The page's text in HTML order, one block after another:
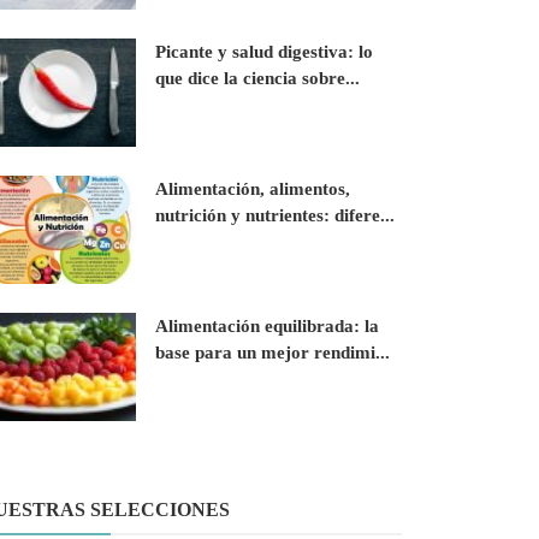
Picante y salud digestiva: lo
que dice la ciencia sobre...
Alimentación, alimentos,
nutrición y nutrientes: difere...
Alimentación equilibrada: la
base para un mejor rendimi...
SELECCIONES